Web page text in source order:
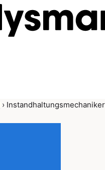
› Instandhaltungsmechaniker